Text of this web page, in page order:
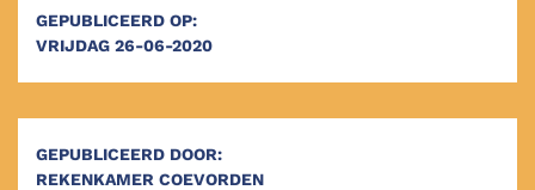
GEPUBLICEERD OP:
VRIJDAG 26-06-2020
GEPUBLICEERD DOOR:
REKENKAMER COEVORDEN